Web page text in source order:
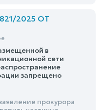
2025 ОТ
в
сети
запрещено
прокурора